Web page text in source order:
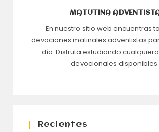
MATUTINA
En nuestro sitio web encuentras
devociones matinales adventistas
día. Disfruta estudiando cualquiera
devocionales disponibles.
Recientes